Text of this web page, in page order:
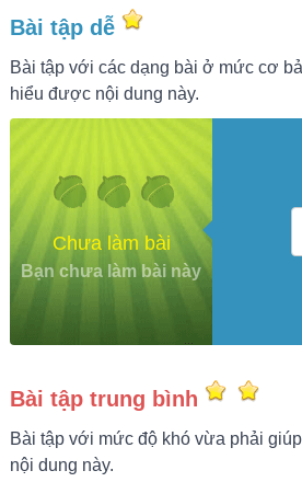
Bài tập dễ
Bài tập với các dạng bài ở mức cơ
hiểu được nội dung này.
Chưa làm bài
Bạn chưa làm bài này
Bài tập trung bình
Bài tập với mức độ khó vừa phải
nội dung này.